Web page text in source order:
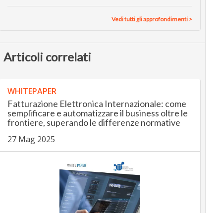
Vedi tutti gli approfondimenti >
Articoli correlati
WHITEPAPER
Fatturazione Elettronica Internazionale: come
semplificare e automatizzare il business oltre le
frontiere, superando le differenze normative
27 Mag 2025